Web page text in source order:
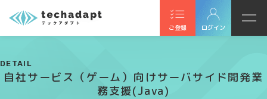
ご登録 ログイン
DETAIL
自社サービス（ゲーム）向けサーバサイド開発業
務支援(Java)